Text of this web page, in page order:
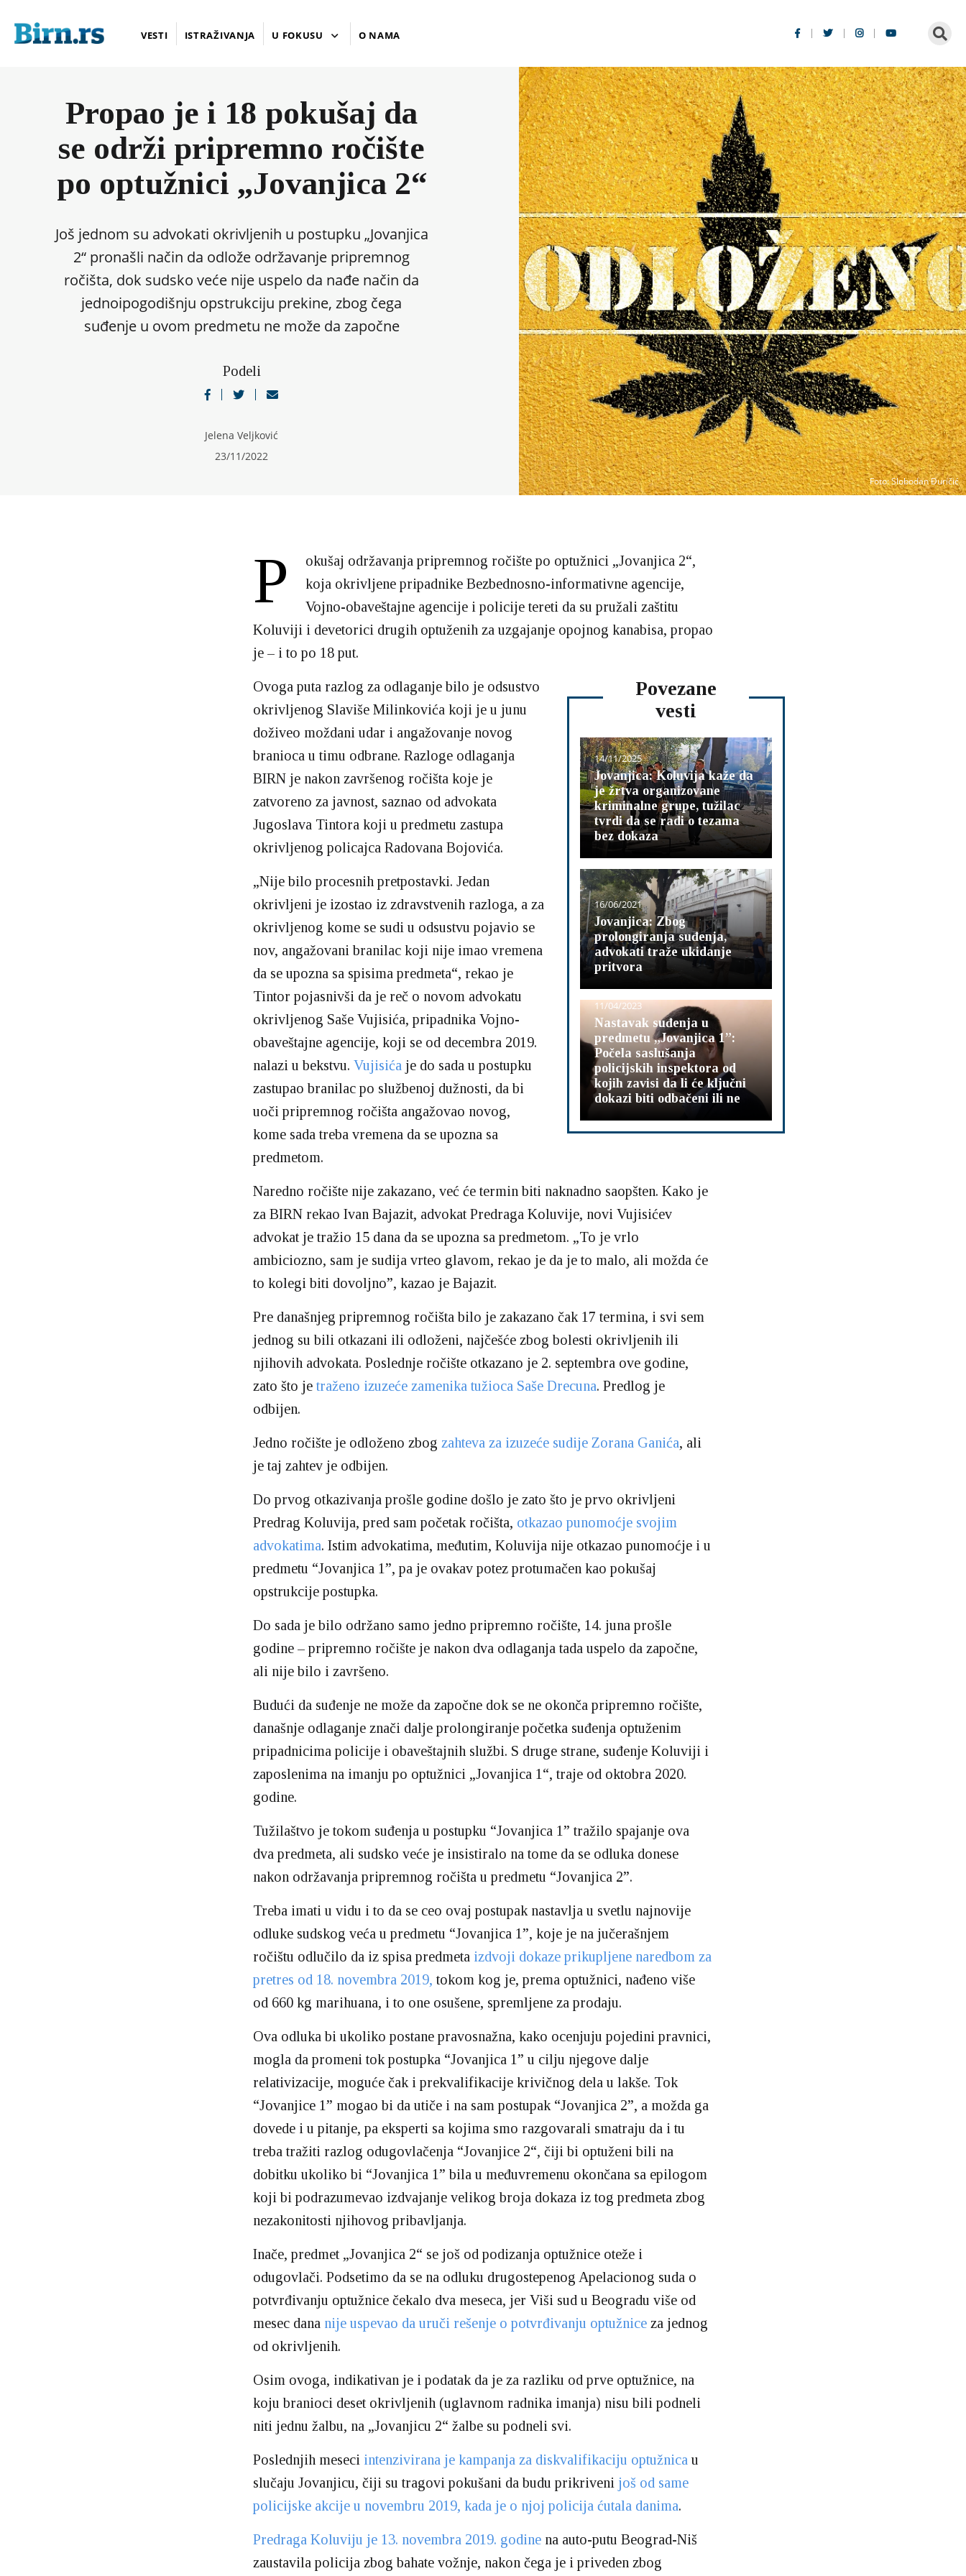
VESTI ISTRAŽIVANJA U FOKUSU O NAMA
Propao je i 18 pokušaj da
se održi pripremno ročište
po optužnici „Jovanjica 2“
Još jednom su advokati okrivljenih u postupku „Jovanjica
2“ pronašli način da odlože održavanje pripremnog
ročišta, dok sudsko veće nije uspelo da nađe način da
jednoipogodišnju opstrukciju prekine, zbog čega
suđenje u ovom predmetu ne može da započne
Podeli
Jelena Veljković
23/11/2022
Foto: Slobodan Đuričić
P
okušaj održavanja pripremnog ročište po optužnici „Jovanjica 2“,
koja okrivljene pripadnike Bezbednosno-informativne agencije,
Vojno-obaveštajne agencije i policije tereti da su pružali zaštitu
Koluviji i devetorici drugih optuženih za uzgajanje opojnog kanabisa, propao
je – i to po 18 put.
Povezane
vesti
14/11/2025
Jovanjica: Koluvija kaže da
je žrtva organizovane
kriminalne grupe, tužilac
tvrdi da se radi o tezama
bez dokaza
16/06/2021
Jovanjica: Zbog
prolongiranja suđenja,
advokati traže ukidanje
pritvora
11/04/2023
Nastavak suđenja u
predmetu „Jovanjica 1”:
Počela saslušanja
policijskih inspektora od
kojih zavisi da li će ključni
dokazi biti odbačeni ili ne
Ovoga puta razlog za odlaganje bilo je odsustvo
okrivljenog Slaviše Milinkovića koji je u junu
doživeo moždani udar i angažovanje novog
branioca u timu odbrane. Razloge odlaganja
BIRN je nakon završenog ročišta koje je
zatvoreno za javnost, saznao od advokata
Jugoslava Tintora koji u predmetu zastupa
okrivljenog policajca Radovana Bojovića.
„Nije bilo procesnih pretpostavki. Jedan
okrivljeni je izostao iz zdravstvenih razloga, a za
okrivljenog kome se sudi u odsustvu pojavio se
nov, angažovani branilac koji nije imao vremena
da se upozna sa spisima predmeta“, rekao je
Tintor pojasnivši da je reč o novom advokatu
okrivljenog Saše Vujisića, pripadnika Vojno-
obaveštajne agencije, koji se od decembra 2019.
nalazi u bekstvu. Vujisića je do sada u postupku
zastupao branilac po službenoj dužnosti, da bi
uoči pripremnog ročišta angažovao novog,
kome sada treba vremena da se upozna sa
predmetom.
Naredno ročište nije zakazano, već će termin biti naknadno saopšten. Kako je
za BIRN rekao Ivan Bajazit, advokat Predraga Koluvije, novi Vujisićev
advokat je tražio 15 dana da se upozna sa predmetom. „To je vrlo
ambiciozno, sam je sudija vrteo glavom, rekao je da je to malo, ali možda će
to kolegi biti dovoljno”, kazao je Bajazit.
Pre današnjeg pripremnog ročišta bilo je zakazano čak 17 termina, i svi sem
jednog su bili otkazani ili odloženi, najčešće zbog bolesti okrivljenih ili
njihovih advokata. Poslednje ročište otkazano je 2. septembra ove godine,
zato što je traženo izuzeće zamenika tužioca Saše Drecuna. Predlog je
odbijen.
Jedno ročište je odloženo zbog zahteva za izuzeće sudije Zorana Ganića, ali
je taj zahtev je odbijen.
Do prvog otkazivanja prošle godine došlo je zato što je prvo okrivljeni
Predrag Koluvija, pred sam početak ročišta, otkazao punomoćje svojim
advokatima. Istim advokatima, međutim, Koluvija nije otkazao punomoćje i u
predmetu “Jovanjica 1”, pa je ovakav potez protumačen kao pokušaj
opstrukcije postupka.
Do sada je bilo održano samo jedno pripremno ročište, 14. juna prošle
godine – pripremno ročište je nakon dva odlaganja tada uspelo da započne,
ali nije bilo i završeno.
Budući da suđenje ne može da započne dok se ne okonča pripremno ročište,
današnje odlaganje znači dalje prolongiranje početka suđenja optuženim
pripadnicima policije i obaveštajnih službi. S druge strane, suđenje Koluviji i
zaposlenima na imanju po optužnici „Jovanjica 1“, traje od oktobra 2020.
godine.
Tužilaštvo je tokom suđenja u postupku “Jovanjica 1” tražilo spajanje ova
dva predmeta, ali sudsko veće je insistiralo na tome da se odluka donese
nakon održavanja pripremnog ročišta u predmetu “Jovanjica 2”.
Treba imati u vidu i to da se ceo ovaj postupak nastavlja u svetlu najnovije
odluke sudskog veća u predmetu “Jovanjica 1”, koje je na jučerašnjem
ročištu odlučilo da iz spisa predmeta izdvoji dokaze prikupljene naredbom za
pretres od 18. novembra 2019, tokom kog je, prema optužnici, nađeno više
od 660 kg marihuana, i to one osušene, spremljene za prodaju.
Ova odluka bi ukoliko postane pravosnažna, kako ocenjuju pojedini pravnici,
mogla da promeni tok postupka “Jovanjica 1” u cilju njegove dalje
relativizacije, moguće čak i prekvalifikacije krivičnog dela u lakše. Tok
“Jovanjice 1” mogao bi da utiče i na sam postupak “Jovanjica 2”, a možda ga
dovede i u pitanje, pa eksperti sa kojima smo razgovarali smatraju da i tu
treba tražiti razlog odugovlačenja “Jovanjice 2“, čiji bi optuženi bili na
dobitku ukoliko bi “Jovanjica 1” bila u međuvremenu okončana sa epilogom
koji bi podrazumevao izdvajanje velikog broja dokaza iz tog predmeta zbog
nezakonitosti njihovog pribavljanja.
Inače, predmet „Jovanjica 2“ se još od podizanja optužnice oteže i
odugovlači. Podsetimo da se na odluku drugostepenog Apelacionog suda o
potvrđivanju optužnice čekalo dva meseca, jer Viši sud u Beogradu više od
mesec dana nije uspevao da uruči rešenje o potvrđivanju optužnice za jednog
od okrivljenih.
Osim ovoga, indikativan je i podatak da je za razliku od prve optužnice, na
koju branioci deset okrivljenih (uglavnom radnika imanja) nisu bili podneli
niti jednu žalbu, na „Jovanjicu 2“ žalbe su podneli svi.
Poslednjih meseci intenzivirana je kampanja za diskvalifikaciju optužnica u
slučaju Jovanjicu, čiji su tragovi pokušani da budu prikriveni još od same
policijske akcije u novembru 2019, kada je o njoj policija ćutala danima.
Predraga Koluviju je 13. novembra 2019. godine na auto-putu Beograd-Niš
zaustavila policija zbog bahate vožnje, nakon čega je i priveden zbog